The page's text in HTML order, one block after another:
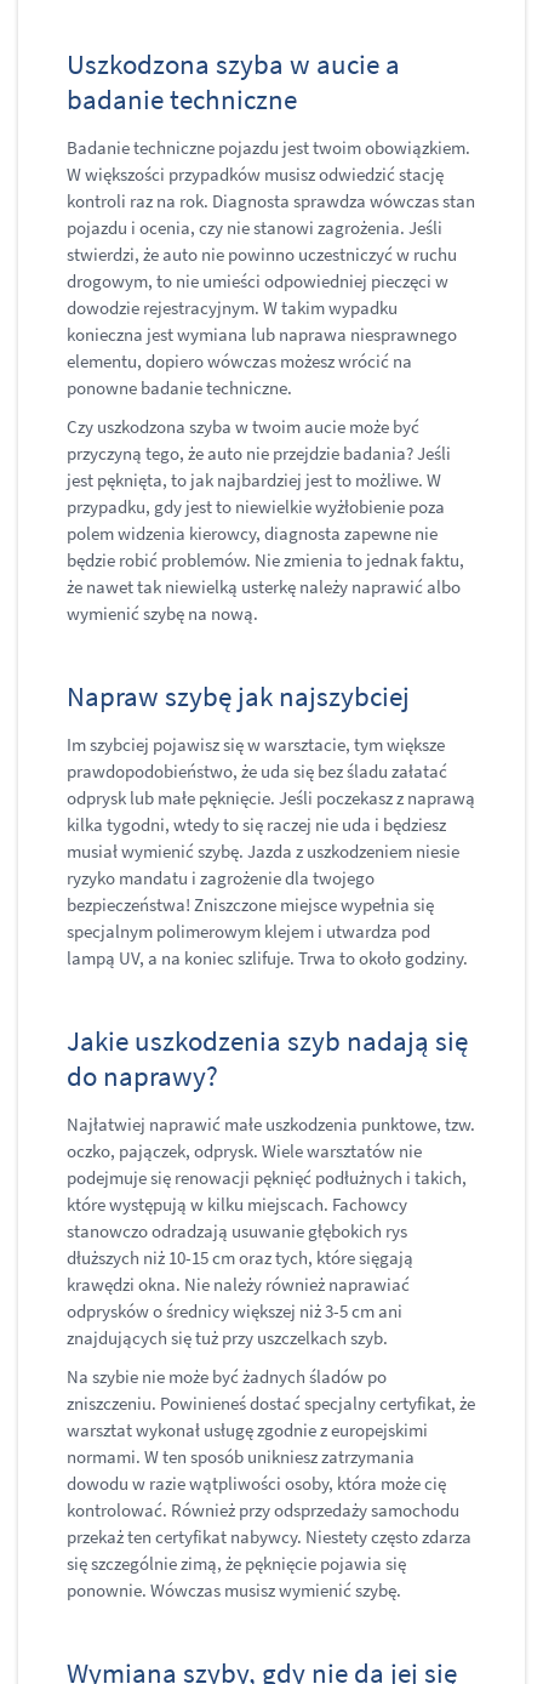
Uszkodzona szyba w aucie a
badanie techniczne
Badanie techniczne pojazdu jest twoim obowiązkiem.
W większości przypadków musisz odwiedzić stację
kontroli raz na rok. Diagnosta sprawdza wówczas stan
pojazdu i ocenia, czy nie stanowi zagrożenia. Jeśli
stwierdzi, że auto nie powinno uczestniczyć w ruchu
drogowym, to nie umieści odpowiedniej pieczęci w
dowodzie rejestracyjnym. W takim wypadku
konieczna jest wymiana lub naprawa niesprawnego
elementu, dopiero wówczas możesz wrócić na
ponowne badanie techniczne.
Czy uszkodzona szyba w twoim aucie może być
przyczyną tego, że auto nie przejdzie badania? Jeśli
jest pęknięta, to jak najbardziej jest to możliwe. W
przypadku, gdy jest to niewielkie wyżłobienie poza
polem widzenia kierowcy, diagnosta zapewne nie
będzie robić problemów. Nie zmienia to jednak faktu,
że nawet tak niewielką usterkę należy naprawić albo
wymienić szybę na nową.
Napraw szybę jak najszybciej
Im szybciej pojawisz się w warsztacie, tym większe
prawdopodobieństwo, że uda się bez śladu załatać
odprysk lub małe pęknięcie. Jeśli poczekasz z naprawą
kilka tygodni, wtedy to się raczej nie uda i będziesz
musiał wymienić szybę. Jazda z uszkodzeniem niesie
ryzyko mandatu i zagrożenie dla twojego
bezpieczeństwa! Zniszczone miejsce wypełnia się
specjalnym polimerowym klejem i utwardza pod
lampą UV, a na koniec szlifuje. Trwa to około godziny.
Jakie uszkodzenia szyb nadają się
do naprawy?
Najłatwiej naprawić małe uszkodzenia punktowe, tzw.
oczko, pajączek, odprysk. Wiele warsztatów nie
podejmuje się renowacji pęknięć podłużnych i takich,
które występują w kilku miejscach. Fachowcy
stanowczo odradzają usuwanie głębokich rys
dłuższych niż 10-15 cm oraz tych, które sięgają
krawędzi okna. Nie należy również naprawiać
odprysków o średnicy większej niż 3-5 cm ani
znajdujących się tuż przy uszczelkach szyb.
Na szybie nie może być żadnych śladów po
zniszczeniu. Powinieneś dostać specjalny certyfikat, że
warsztat wykonał usługę zgodnie z europejskimi
normami. W ten sposób unikniesz zatrzymania
dowodu w razie wątpliwości osoby, która może cię
kontrolować. Również przy odsprzedaży samochodu
przekaż ten certyfikat nabywcy. Niestety często zdarza
się szczególnie zimą, że pęknięcie pojawia się
ponownie. Wówczas musisz wymienić szybę.
Wymiana szyby, gdy nie da jej się